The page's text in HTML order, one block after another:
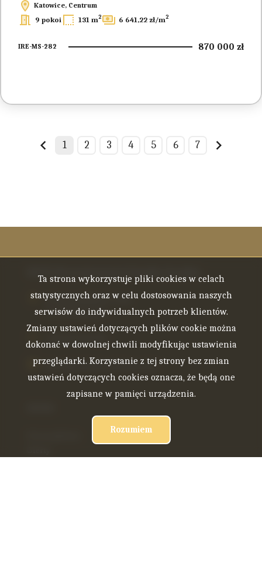
Katowice, Centrum
9 pokoi 131 m2 6 641,22 zł/m2
IRE-MS-282 870 000 zł
prev
1 2 3 4 5 6 7
next
ul. Staromiejska 6/10d
40-013 Katowice
+48 570 499 222
biuro@entenieruchomosci.pl
Ta strona wykorzystuje pliki cookies w celach
statystycznych oraz w celu dostosowania naszych
serwisów do indywidualnych potrzeb klientów.
Zmiany ustawień dotyczących plików cookie można
dokonać w dowolnej chwili modyfikując ustawienia
przeglądarki. Korzystanie z tej strony bez zmian
ustawień dotyczących cookies oznacza, że będą one
zapisane w pamięci urządzenia.
Rozumiem